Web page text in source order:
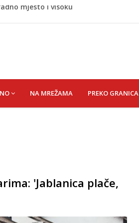
odstupao od svojih
mjesto i visoku
NA MREŽAMA PREKO GRANICA
'Jablanica plače,